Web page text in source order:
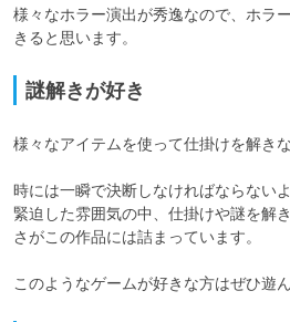
様々なホラー演出が秀逸なので、ホラ
きると思います。
謎解きが好き
様々なアイテムを使って仕掛けを解き
時には一瞬で決断しなければならない
緊迫した雰囲気の中、仕掛けや謎を解
さがこの作品には詰まっています。
このようなゲームが好きな方はぜひ遊